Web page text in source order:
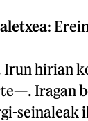
hirian
Iragan
seinaleak